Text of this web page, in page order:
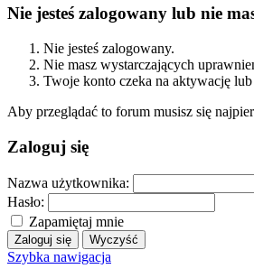
Nie jesteś zalogowany lub nie
Nie jesteś zalogowany.
Nie masz wystarczających
Twoje konto czeka na aktywację lub
Aby przeglądać to forum musisz się
Zaloguj się
Nazwa użytkownika:
Hasło:
Zapamiętaj mnie
Szybka nawigacja